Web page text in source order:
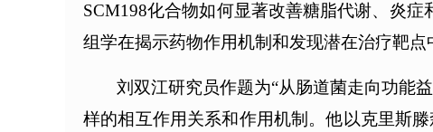
SCM198化合物如何显著改善糖脂代谢、炎
组学在揭示药物作用机制和发现潜在治疗靶
刘双江研究员作题为“从肠道菌走向功能
样的相互作用关系和作用机制。他以克里斯